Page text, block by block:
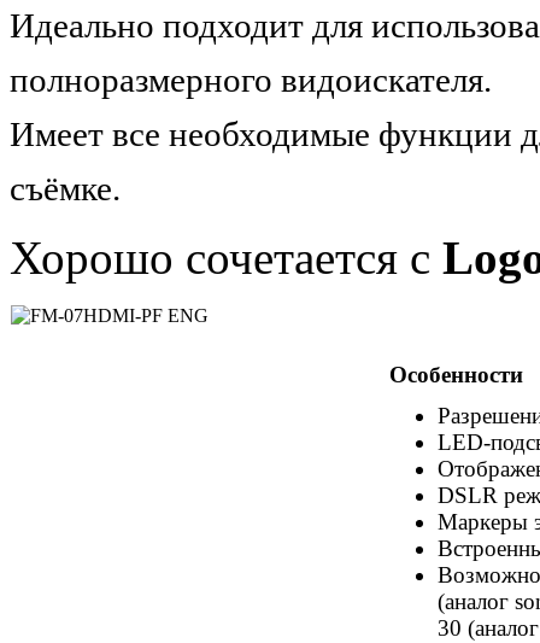
Идеально подходит для
полноразмерного видоискателя.
Имеет все необходимые функции
съёмке.
Хорошо сочетается с
Особенности
LED-
DSLR
Маркеры
(аналог
30